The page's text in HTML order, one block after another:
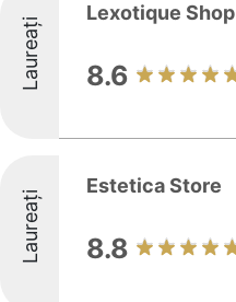
Laureați
Lexotique Shop
8.6
Laureați
Estetica Store
8.8